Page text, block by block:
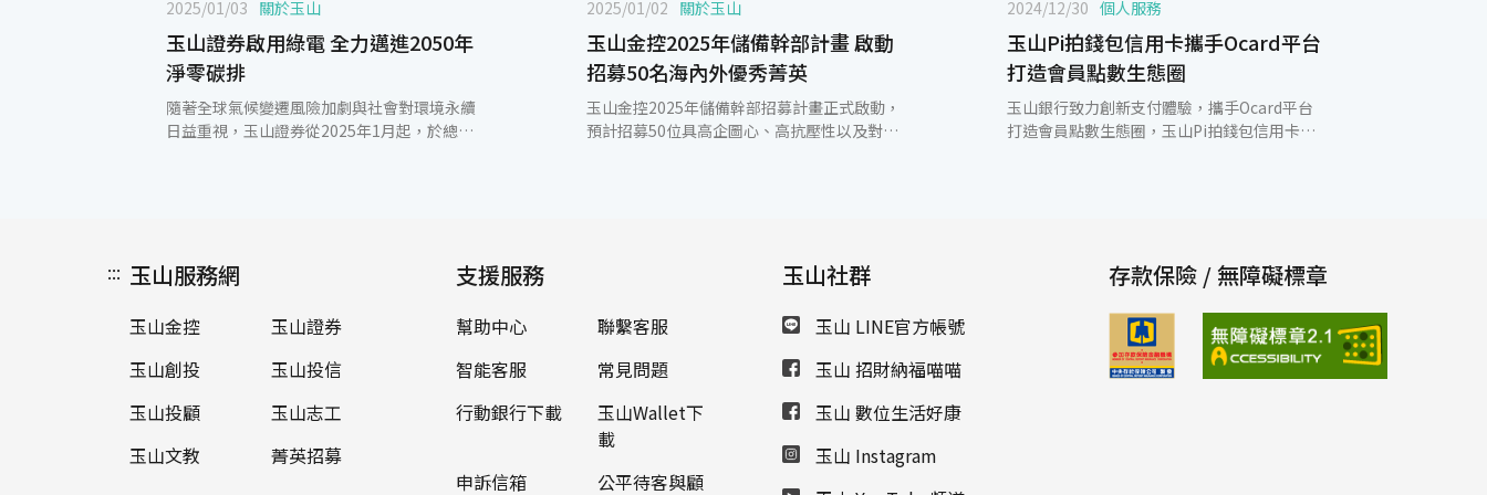
2025/01/03 關於玉山
玉山證券啟用綠電 全力邁進2050年
淨零碳排
隨著全球氣候變遷風險加劇與社會對環境永續
日益重視，玉山證券從2025年1月起，於總公
建立環保節能文化並推動低碳轉型行動。公司
依據TCFD、PCAF、SBT等國際標準制定氣候
變遷治理架構，逐步完善碳盤查、減碳目標及
氣候風險管理機制。除了提升能源使用效率
外，還優化內部管理系統、推行綠色採購及節
電措施，並導入永續採購標準管理供應商，結
合電子採購系統提升管理效率，積極響應環保
與環保採購的原則，朝向永續金融的願景邁
進。 在永續發展方面，玉山證券成立永續發展
2025/01/02 關於玉山
玉山金控2025年儲備幹部計畫 啟動
招募50名海內外優秀菁英
玉山金控2025年儲備幹部招募計畫正式啟動，
預計招募50位具高企圖心、高抗壓性以及對金
是關鍵指標。」玉山深耕臺灣、布局亞洲、邁
向國際，在海外11個國家地區已有33個分支機
構，並持續擴增潛力國家據點中，致力打造具
特色的亞洲跨境金融平台；而堅實的跨領域專
家團隊是國際化發展的重要基石，歡迎嚮往海
外發展的新世代加入，共同打造亞洲的玉山。
玉山儲備幹部計畫自2007年開展至今，除具競
爭力的薪資福利外，更有多元創新學習、專屬
學長姐輔導、國際舞台歷練及參與公司重大專
案。今年玉山儲備幹部計畫有三大類別，分別
2024/12/30 個人服務
玉山Pi拍錢包信用卡攜手Ocard平台
打造會員點數生態圈
玉山銀行致力創新支付體驗，攜手Ocard平台
打造會員點數生態圈，玉山Pi拍錢包信用卡卡
精選通路消費，新戶首刷滿額最高享1,600 P
幣，筆筆最高可享14%回饋，歡迎顧客體驗全
新的支付方式。 為滿足卡友消費需求，玉山銀
行與Ocard 平台合作特別聚焦在餐飲消費類
別，提供卡友熱門餐廳專屬優惠，2025年2月
28日前於Ocard Pay綁定玉山Pi拍錢包信用卡
::: 玉山服務網
玉山金控
玉山證券
玉山創投
玉山投信
玉山投顧
玉山志工
玉山文教
菁英招募
支援服務
幫助中心
聯繫客服
智能客服
常見問題
行動銀行下載
玉山Wallet下
載
申訴信箱
公平待客與顧
玉山社群
玉山 LINE官方帳號
玉山 招財納福喵喵
玉山 數位生活好康
玉山 Instagram
存款保險 / 無障礙標章